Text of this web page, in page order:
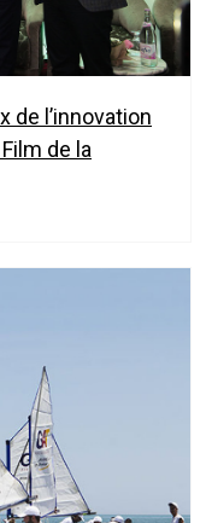
de l’innovation
de la